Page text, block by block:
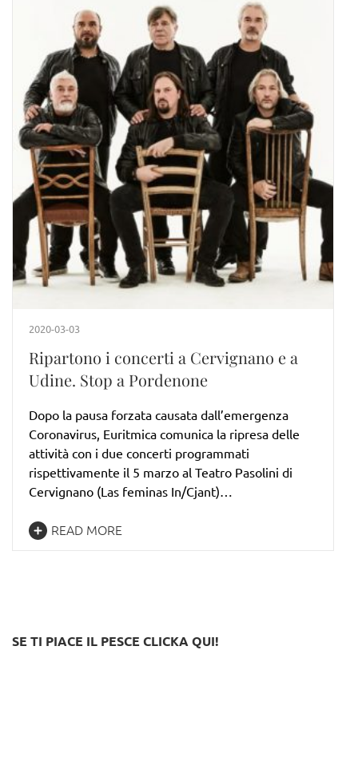
2020-03-03
Ripartono i concerti a Cervignano e a
Udine. Stop a Pordenone
Dopo la pausa forzata causata dall’emergenza
Coronavirus, Euritmica comunica la ripresa delle
attività con i due concerti programmati
rispettivamente il 5 marzo al Teatro Pasolini di
Cervignano (Las feminas In/Cjant)…
READ MORE
SE TI PIACE IL PESCE CLICKA QUI!